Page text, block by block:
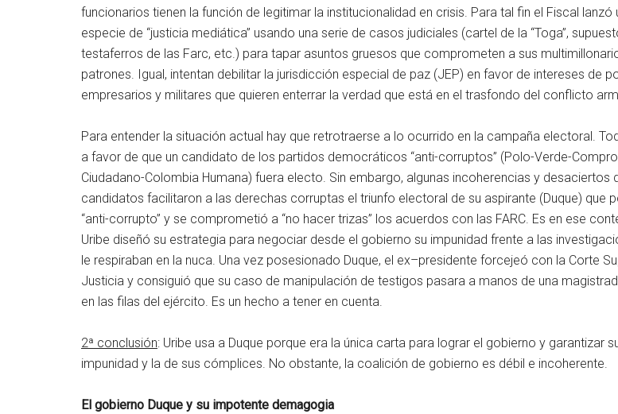
funcionarios tienen la función de legitimar la institucionalidad en crisis. Para tal fin el Fiscal lanzó
especie de “justicia mediática” usando una serie de casos judiciales (cartel de la “Toga”,
testaferros de las Farc, etc.) para tapar asuntos gruesos que comprometen a sus
patrones. Igual, intentan debilitar la jurisdicción especial de paz (JEP) en favor de intereses de
empresarios y militares que quieren enterrar la verdad que está en el trasfondo del conflicto
Para entender la situación actual hay que retrotraerse a lo ocurrido en la campaña electoral.
a favor de que un candidato de los partidos democráticos “anti-corruptos” (Polo-Verde-
Ciudadano-Colombia Humana) fuera electo. Sin embargo, algunas incoherencias y desaciertos
candidatos facilitaron a las derechas corruptas el triunfo electoral de su aspirante (Duque) que
“anti-corrupto” y se comprometió a “no hacer trizas” los acuerdos con las FARC. Es en ese
Uribe diseñó su estrategia para negociar desde el gobierno su impunidad frente a las
le respiraban en la nuca. Una vez posesionado Duque, el ex–presidente forcejeó con la Corte
Justicia y consiguió que su caso de manipulación de testigos pasara a manos de una
en las filas del ejército. Es un hecho a tener en cuenta.
2ª conclusión: Uribe usa a Duque porque era la única carta para lograr el gobierno y garantizar
impunidad y la de sus cómplices. No obstante, la coalición de gobierno es débil e incoherente.
El gobierno Duque y su impotente demagogia